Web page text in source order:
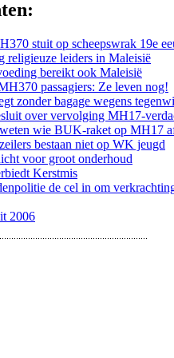
stuit op scheepswrak 19e
religieuze leiders in Maleisië
bereikt ook Maleisië
passagiers: Ze leven nog!
zonder bagage wegens
over vervolging MH17-
wie BUK-raket op MH17
bestaan niet op WK jeugd
voor groot onderhoud
Kerstmis
de cel in om
2006